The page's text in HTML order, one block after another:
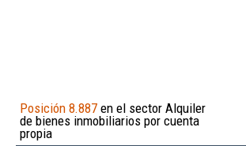
Posición 8.887 en el sector Alquiler
de bienes inmobiliarios por cuenta
propia